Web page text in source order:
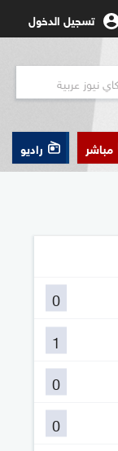
تسجيل الدخول
مباشر راديو
0
1
0
0